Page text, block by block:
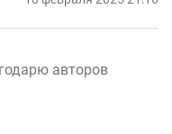
авторов